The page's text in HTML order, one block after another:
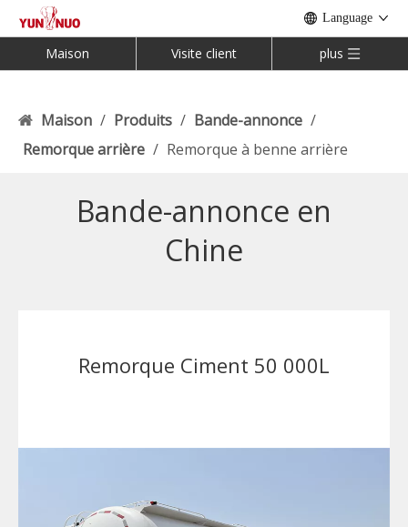
Language
Maison Visite client plus
Maison / Produits / Bande-annonce /
Remorque arrière / Remorque à benne arrière
Bande-annonce en
Chine
Remorque Ciment 50 000L